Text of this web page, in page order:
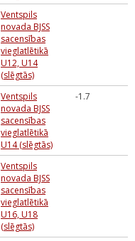
Ventspils
novada BJSS
sacensības
vieglatlētikā
U12, U14
(slēgtās)
Ventspils
novada BJSS
sacensības
vieglatlētikā
U14 (slēgtās)
-1.7
Ventspils
novada BJSS
sacensības
vieglatlētikā
U16, U18
(slēgtās)